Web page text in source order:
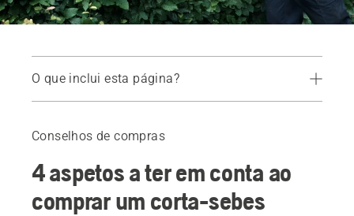
O que inclui esta página?
Conselhos de compras
4 aspetos a ter em conta ao
comprar um corta-sebes